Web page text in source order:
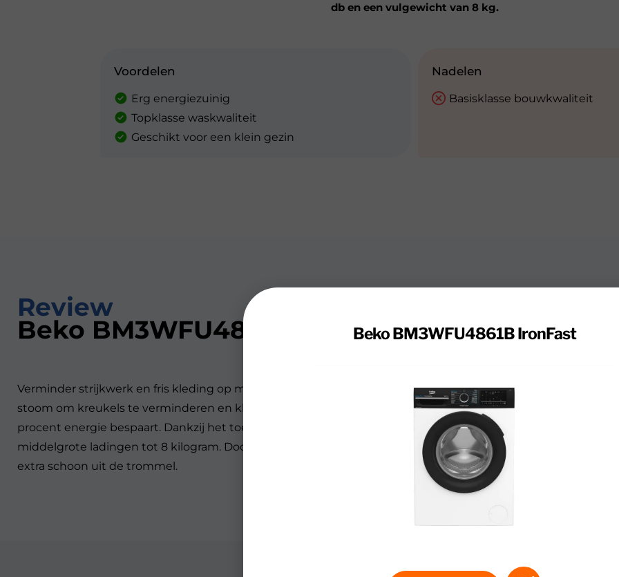
db en een vulgewicht van 8 kg.
Voordelen
Erg energiezuinig
Topklasse waskwaliteit
Geschikt voor een klein gezin
Nadelen
Basisklasse bouwkwaliteit
Review
Beko BM3WFU4861B IronFast
Verminder strijkwerk en fris kleding op met de Beko BM3WFU4861B IronFast. Deze wasmachine gebruikt
stoom om kreukels te verminderen en kleding op te frissen. EnergySpin lost wasmiddel sneller op, waardoor
procent energie bespaart. Dankzij het toerental van 1.600 komt je was extra droog uit de trommel. Je wast
middelgrote ladingen tot 8 kilogram. Door de topklasse waskwaliteit verwijder je vlekken beter en komt je
extra schoon uit de trommel.
Beko BM3WFU4861B IronFast